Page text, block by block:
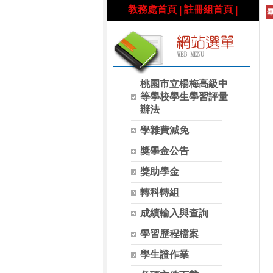
教務處首頁 註冊組首頁
桃園市立楊梅高級中
等學校學生學習評量
辦法
學雜費減免
獎學金公告
獎助學金
轉科轉組
成績輸入與查詢
學習歷程檔案
學生證作業